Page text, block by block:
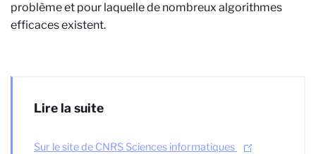
problème et pour laquelle de nombreux algorithmes
efficaces existent.
Lire la suite
Sur le site de CNRS Sciences informatiques